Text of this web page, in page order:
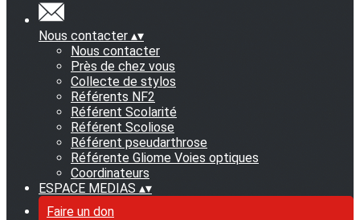
Nous contacter ▴▾
Nous contacter
Près de chez vous
Collecte de stylos
Référents NF2
Référent Scolarité
Référent Scoliose
Référent pseudarthrose
Référente Gliome Voies optiques
Coordinateurs
ESPACE MEDIAS ▴▾
Faire un don